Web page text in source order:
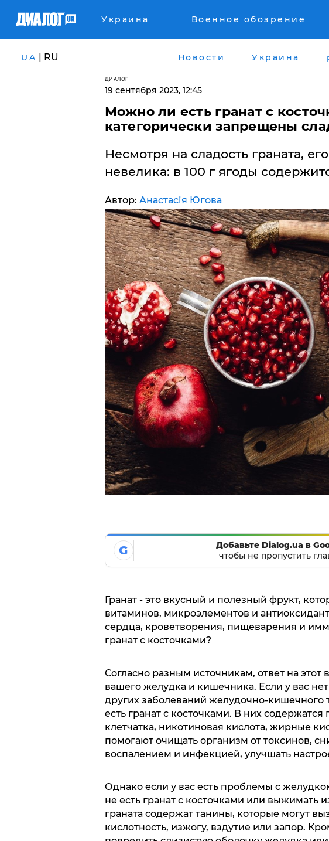
Украина Военное обозрение
UA | RU Новости Украина
ДИАЛОГ
19 сентября 2023, 12:45
Можно ли есть гранат с
категорически запрещены
​Несмотря на сладость граната,
невелика: в 100 г ягоды
Автор: Анастасія Югова
G
Добавьте Dialog.ua в
чтобы не пропустить
Гранат - это вкусный и полезный фрукт,
витаминов, микроэлементов и
сердца, кроветворения, пищеварения и
гранат с косточками?
Согласно разным источникам, ответ на этот
вашего желудка и кишечника. Если у вас
других заболеваний желудочно-кишечного
есть гранат с косточками. В них
клетчатка, никотиновая кислота, жирные
помогают очищать организм от токсинов,
воспалением и инфекцией, улучшать
Однако если у вас есть проблемы с
не есть гранат с косточками или выжимать
граната содержат танины, которые могут
кислотность, изжогу, вздутие или запор.